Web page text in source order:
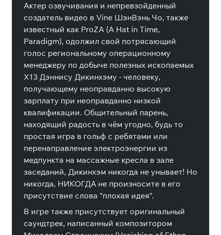
Актер озвучивания и непревзойденный
создатель видео в Vine ШэнВэнь Чо, также
известный как ProZA (A Hat in Time,
Paradigm), одолжил свой потрясающий
голос региональному операционному
менеджеру по добыче полезных ископаемых
X13 Дэннису Дикинхэму - человеку,
получающему неоправданно высокую
зарплату при неоправданно низкой
квалификации. Общительный парень,
находящий радость в чём угодно, будь то
простая игра в гольф с ребятами или
перенаправление электроэнергии из
медпункта на массажные кресла в зале
заседаний, Дикинхэм никогда не унывает! Но
никогда, НИКОГДА не произносите в его
присутствие слова "плохая идея".
В игре также присутствует оригинальный
саундтрек, написанный композитором